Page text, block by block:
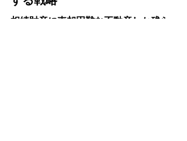
相続財産に売却困難な不動産しか残ら